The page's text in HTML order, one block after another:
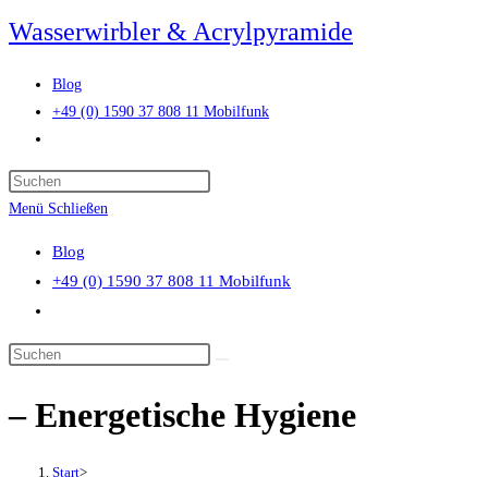
Zum
Inhalt
springen
Wasserwirbler & Acrylpyramide
Blog
+49 (0) 1590 37 808 11 Mobilfunk
umschalten
the
panel.
Menü Schließen
Blog
+49 (0) 1590 37 808 11 Mobilfunk
umschalten
Diese
durchsuchen
– Energetische Hygiene
Start>